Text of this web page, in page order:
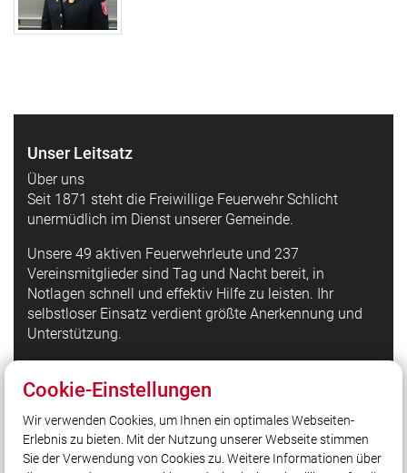
Unser Leitsatz
Über uns
Seit 1871 steht die Freiwillige Feuerwehr Schlicht
unermüdlich im Dienst unserer Gemeinde.
Unsere 49 aktiven Feuerwehrleute und 237
Vereinsmitglieder sind Tag und Nacht bereit, in
Notlagen schnell und effektiv Hilfe zu leisten. Ihr
selbstloser Einsatz verdient größte Anerkennung und
Unterstützung.
Quicklinks
LFV Bayern
Quicklink intern
Cookie-Einstellungen
Wir verwenden Cookies, um Ihnen ein optimales Webseiten-
Erlebnis zu bieten. Mit der Nutzung unserer Webseite stimmen
Sie der Verwendung von Cookies zu. Weitere Informationen über